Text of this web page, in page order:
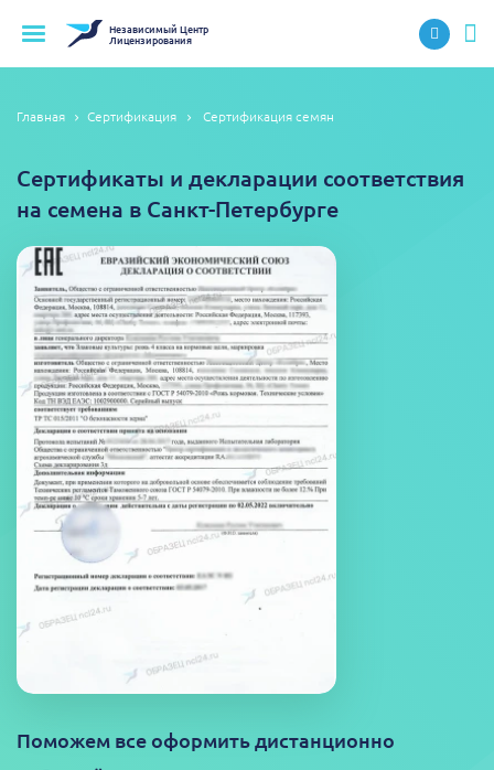
НезависимыйЦентр
Лицензирования
Главная Сертификация Сертификация семян
Сертификаты и декларации соответствия
на семена в Санкт-Петербурге
Поможем все оформить дистанционно